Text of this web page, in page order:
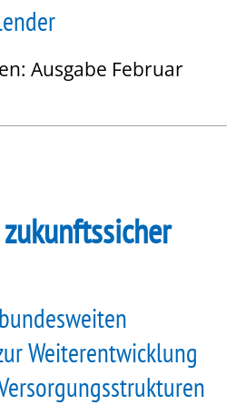
Ausgabe Februar
Weiterentwicklung